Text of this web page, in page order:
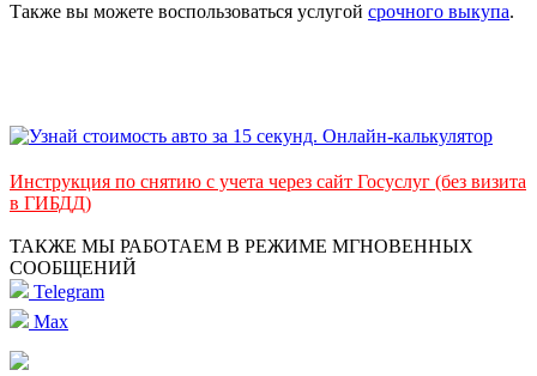
Также вы можете воспользоваться услугой срочного выкупа.
Инструкция по снятию с учета через сайт Госуслуг (без визита
в ГИБДД)
ТАКЖЕ МЫ РАБОТАЕМ В РЕЖИМЕ МГНОВЕННЫХ
СООБЩЕНИЙ
Telegram
Max